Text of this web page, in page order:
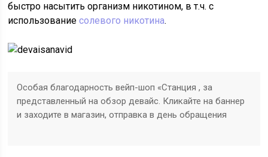
быстро насытить организм никотином, в т.ч. с
использованиесолевого никотина.
Особая благодарность вейп-шоп «Станция , за
представленный на обзор девайс. Кликайте на баннер
и заходите в магазин, отправка в день обращения